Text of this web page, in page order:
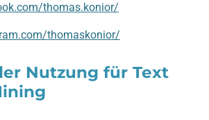
thomas.konior/
thomaskonior/
Nutzung für Text